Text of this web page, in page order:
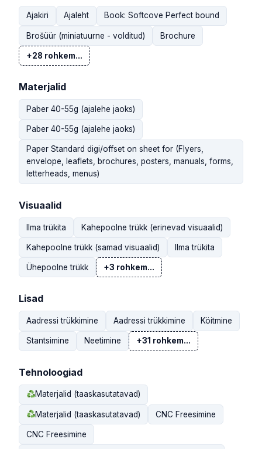
Ajakiri Ajaleht Book: Softcove Perfect bound
Brošüür (miniatuurne - volditud) Brochure
+28 rohkem...
Materjalid
Paber 40-55g (ajalehe jaoks)
Paber 40-55g (ajalehe jaoks)
Paper Standard digi/offset on sheet for (Flyers,
envelope, leaflets, brochures, posters, manuals, forms,
letterheads, menus)
Visuaalid
Ilma trükita Kahepoolne trükk (erinevad visuaalid)
Kahepoolne trükk (samad visuaalid) Ilma trükita
Ühepoolne trükk +3 rohkem...
Lisad
Aadressi trükkimine Aadressi trükkimine Köitmine
Stantsimine Neetimine +31 rohkem...
Tehnoloogiad
Materjalid (taaskasutatavad)
Materjalid (taaskasutatavad) CNC Freesimine
CNC Freesimine